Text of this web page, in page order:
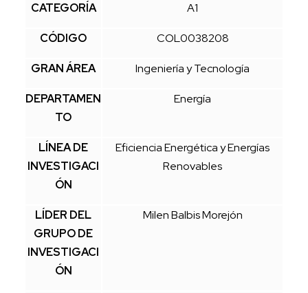
CATEGORÍA A1
CÓDIGO COL0038208
GRAN ÁREA Ingeniería y Tecnología
DEPARTAMEN
TO
Energía
LÍNEA DE
INVESTIGACI
ÓN
Eficiencia Energética y Energías
Renovables
LÍDER DEL
GRUPO DE
INVESTIGACI
ÓN
Milen Balbis Morejón